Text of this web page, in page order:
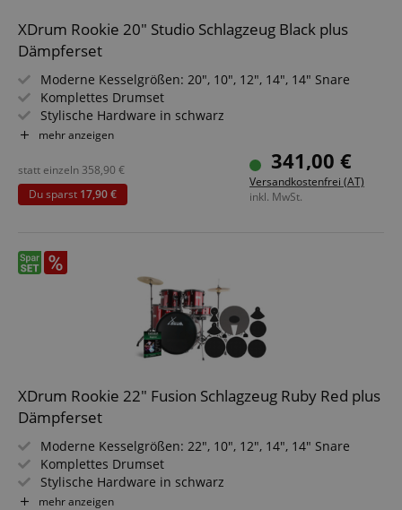
XDrum Rookie 20" Studio Schlagzeug Black plus
Dämpferset
Moderne Kesselgrößen: 20", 10", 12", 14", 14" Snare
Komplettes Drumset
Stylische Hardware in schwarz
Inkl. Drumsticks 5B, detaillierte Aufbauanleitung und
PLUS Dämpferset
mehr anzeigen
341,00 €
Versandkostenfrei (AT)
inkl. MwSt.
statt einzeln 358,90 €
Du sparst 17,90 €
XDrum Rookie 22" Fusion Schlagzeug Ruby Red plus
Dämpferset
Moderne Kesselgrößen: 22", 10", 12", 14", 14" Snare
Komplettes Drumset
Stylische Hardware in schwarz
Inkl. Drumsticks 5B, detaillierte Aufbauanleitung und
mehr anzeigen